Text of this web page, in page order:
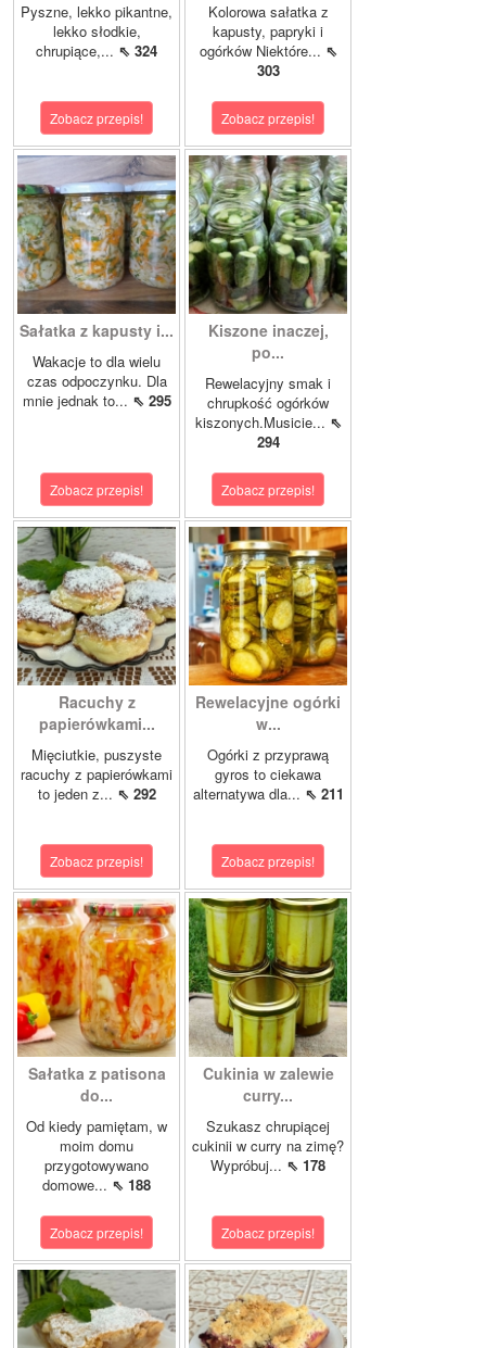
Pyszne, lekko pikantne,
lekko słodkie,
chrupiące,... ⇖ 324
Zobacz przepis!
Kolorowa sałatka z
kapusty, papryki i
ogórków Niektóre... ⇖
303
Zobacz przepis!
Sałatka z kapusty i...
Wakacje to dla wielu
czas odpoczynku. Dla
mnie jednak to... ⇖ 295
Zobacz przepis!
Kiszone inaczej,
po...
Rewelacyjny smak i
chrupkość ogórków
kiszonych.Musicie... ⇖
294
Zobacz przepis!
Racuchy z
papierówkami...
Mięciutkie, puszyste
racuchy z papierówkami
to jeden z... ⇖ 292
Zobacz przepis!
Rewelacyjne ogórki
w...
Ogórki z przyprawą
gyros to ciekawa
alternatywa dla... ⇖ 211
Zobacz przepis!
Sałatka z patisona
do...
Od kiedy pamiętam, w
moim domu
przygotowywano
domowe... ⇖ 188
Zobacz przepis!
Cukinia w zalewie
curry...
Szukasz chrupiącej
cukinii w curry na zimę?
Wypróbuj... ⇖ 178
Zobacz przepis!